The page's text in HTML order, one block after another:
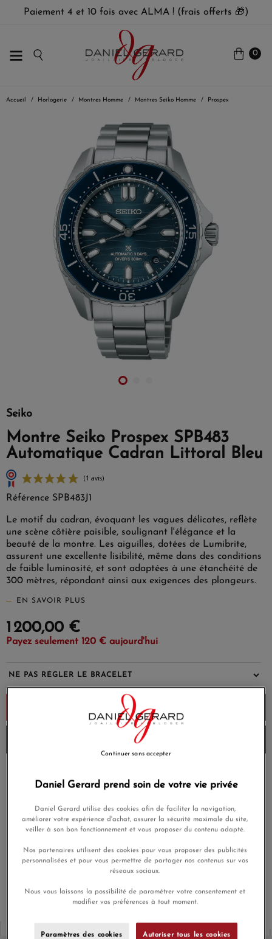
Paiement 4 et 10 fois avec ALMA ! (frais offerts 🎁)
0
Accueil Horlogerie Montres Homme Montres Seiko Homme Prospex
Seiko
Montre Seiko Prospex SPB483
Automatique Cadran Littoral Bleu
(1 avis)
Référence SPB483J1
Le motif du cadran, évoquant les vagues délicates, reflète
une scène côtière paisible, soulignant l'élégance et la
beauté de la montre. Les aiguilles, dotées de Lumibrite,
assurent une excellente lisibilité, même dans des conditions
de faible luminosité, et sont adaptées à une étanchéité de
300 mètres, répondant ainsi aux exigences des plongeurs.
EN SAVOIR PLUS
1 200,00 €
Payez seulement 120 € aujourd'hui
Ajouter au panier
Livré chez vous la semaine prochaine
Livraison gratuite
sans frais
Paiement sécurisé
Satisfait ou
remboursé
En achetant ce produit vous gagnerez 36,00 € grâce à notre
programme de fidélité.
Daniel Gerard prend soin de votre vie privée
Daniel Gerard utilise des cookies afin de faciliter la navigation,
améliorer votre expérience d'achat, assurer la sécurité maximale du site,
veiller à son bon fonctionnement et vous proposer du contenu adapté.
Nos partenaires utilisent des cookies pour vous proposer des publicités
personnalisées et pour vous permettre de partager nos contenus sur vos
réseaux sociaux.
Nous vous laissons la possibilité de paramétrer votre consentement et
modifier vos préférences à tout moment.
Paramètres des cookies Autoriser tous les cookies
Continuer sans accepter